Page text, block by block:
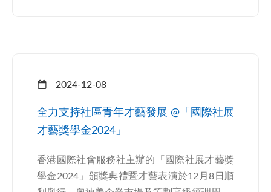
2024-12-08
全力支持社區青年才藝發展 @「國際社展
才藝獎學金2024」
香港國際社會服務社主辦的「國際社展才藝獎
學金2024」頒獎典禮暨才藝表演於12月8日順